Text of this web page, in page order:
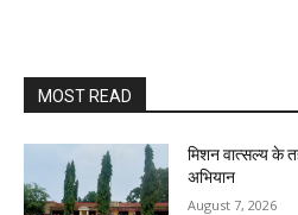
MOST READ
मिशन वात्सल्य के
अभियान
August 7, 2026